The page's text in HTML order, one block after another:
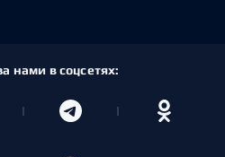
нами в соцсетях: